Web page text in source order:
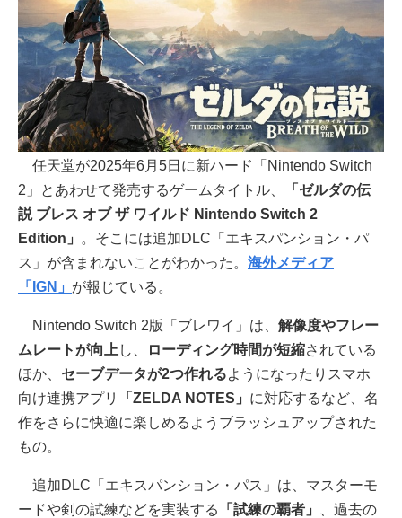
任天堂が2025年6月5日に新ハード「Nintendo Switch
2」とあわせて発売するゲームタイトル、
「ゼルダの伝
説 ブレス オブ ザ ワイルド Nintendo Switch 2
Edition」
。そこには追加DLC「エキスパンション・パ
ス」が含まれないことがわかった。 海外メディア
「IGN」 が報じている。
Nintendo Switch 2版「ブレワイ」は、 解像度やフレー
ムレートが向上 し、 ローディング時間が短縮されている
ほか、 セーブデータが2つ作れるようになったりスマホ
向け連携アプリ
「ZELDA NOTES」 に対応するなど、名
作をさらに快適に楽しめるようブラッシュアップされた
もの。
追加DLC「エキスパンション・パス」は、マスターモ
ードや剣の試練などを実装する
「試練の覇者」
、過去の